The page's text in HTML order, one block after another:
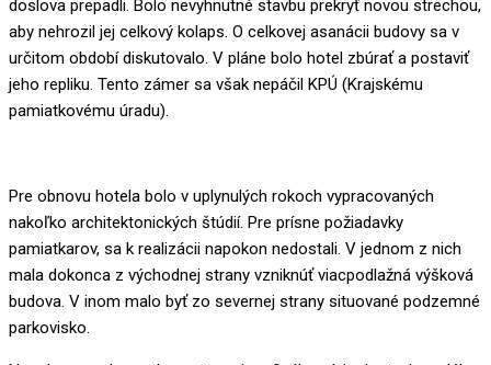
doslova prepadli. Bolo nevyhnutné stavbu prekryť novou strechou,
aby nehrozil jej celkový kolaps. O celkovej asanácii budovy sa v
určitom období diskutovalo. V pláne bolo hotel zbúrať a postaviť
jeho repliku. Tento zámer sa však nepáčil KPÚ (Krajskému
pamiatkovému úradu).
Pre obnovu hotela bolo v uplynulých rokoch vypracovaných
nakoľko architektonických štúdií. Pre prísne požiadavky
pamiatkarov, sa k realizácii napokon nedostali. V jednom z nich
mala dokonca z východnej strany vzniknúť viacpodlažná výšková
budova. V inom malo byť zo severnej strany situované podzemné
parkovisko.